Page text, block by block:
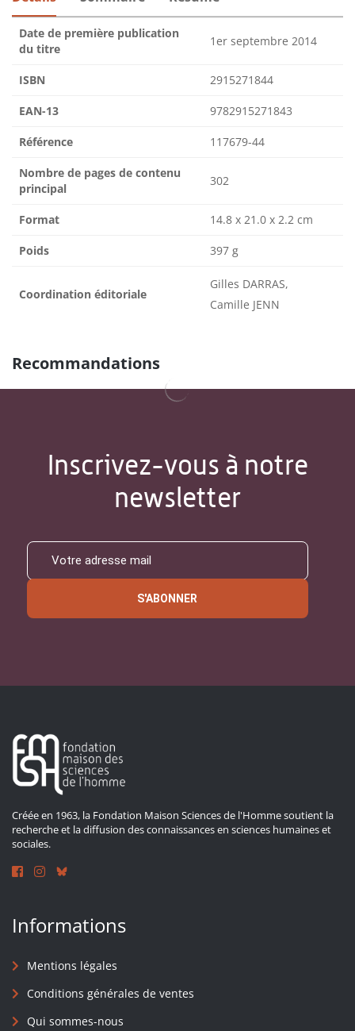
Date de première publication
du titre
1er septembre 2014
ISBN 2915271844
EAN-13 9782915271843
Référence 117679-44
Nombre de pages de contenu
principal
302
Format 14.8 x 21.0 x 2.2 cm
Poids 397 g
Coordination éditoriale
Gilles DARRAS,
Camille JENN
Recommandations
Inscrivez-vous à notre
newsletter
S'ABONNER
Créée en 1963, la Fondation Maison Sciences de l'Homme soutient la
recherche et la diffusion des connaissances en sciences humaines et
sociales.
Informations
Mentions légales
Conditions générales de ventes
Qui sommes-nous